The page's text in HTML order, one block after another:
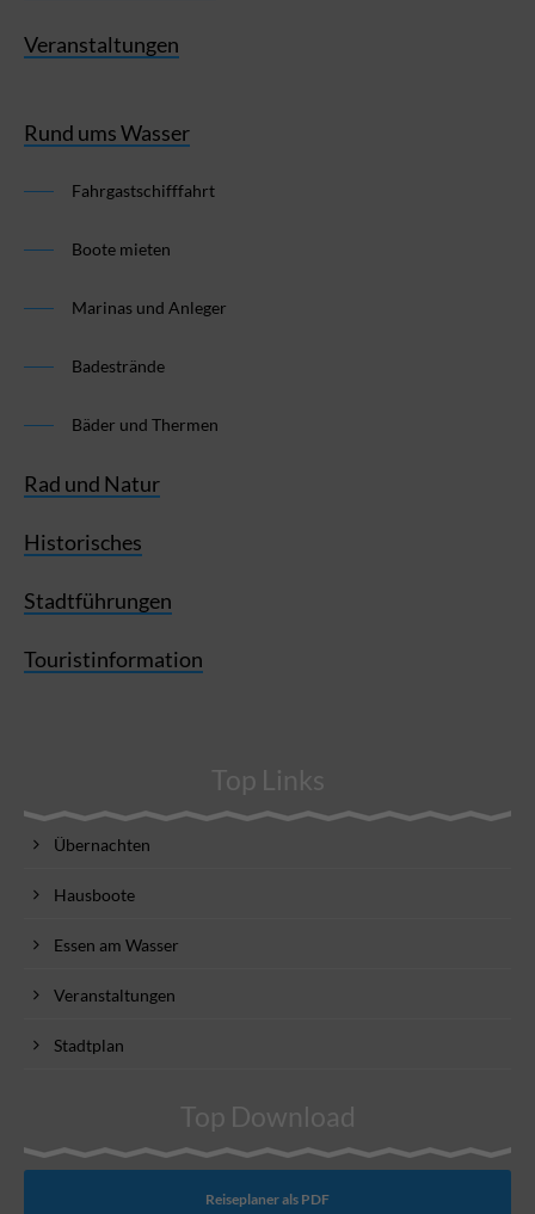
Veranstaltungen
Rund ums Wasser
Fahrgastschifffahrt
Boote mieten
Marinas und Anleger
Badestrände
Bäder und Thermen
Rad und Natur
Historisches
Stadtführungen
Touristinformation
Top Links
Übernachten
Hausboote
Essen am Wasser
Veranstaltungen
Stadtplan
Top Download
Reiseplaner als PDF